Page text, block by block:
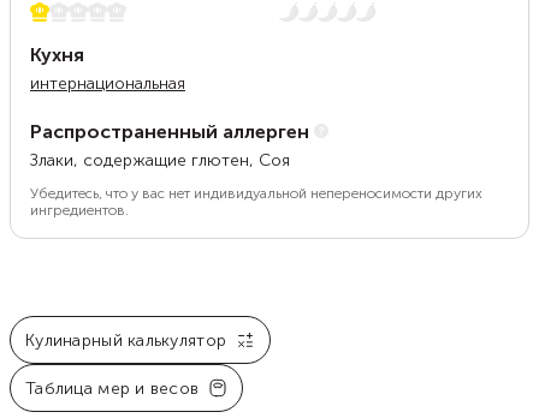
1 из 5
Нет остроты
Кухня
интернациональная
Распространенный аллерген
Злаки, содержащие глютен, Соя
Убедитесь, что у вас нет индивидуальной непереносимости других
ингредиентов.
Кулинарный калькулятор
Таблица мер и весов